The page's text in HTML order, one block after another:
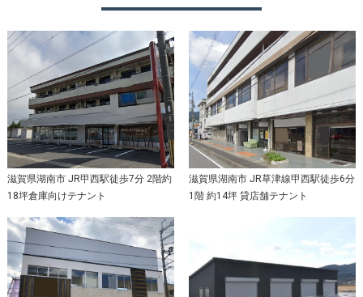
滋賀県湖南市 JR甲西駅徒歩7分 2階約
18坪倉庫向けテナント
滋賀県湖南市 JR草津線甲西駅徒歩6分
1階 約14坪 貸店舗テナント